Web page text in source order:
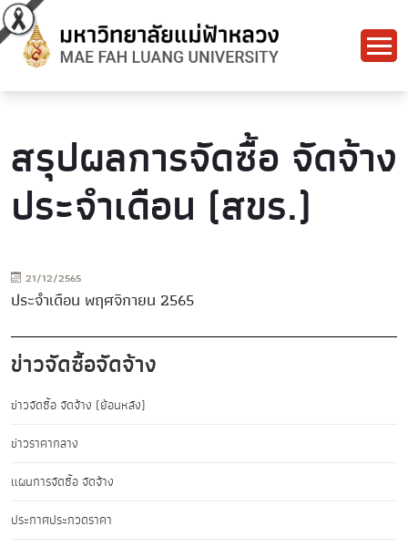
สรุปผลการจัดซื้อ จัดจ้าง
ประจำเดือน (สขร.)
21/12/2565
ประจำเดือน พฤศจิกายน 2565
ข่าวจัดซื้อจัดจ้าง
ข่าวจัดซื้อ จัดจ้าง (ย้อนหลัง)
ข่าวราคากลาง
แผนการจัดซื้อ จัดจ้าง
ประกาศประกวดราคา